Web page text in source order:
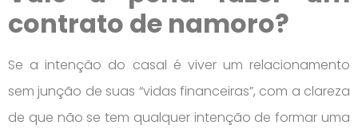
contrato de namoro?
Se a intenção do casal é viver um relacionamento
sem junção de suas “vidas financeiras”, com a clareza
de que não se tem qualquer intenção de formar uma